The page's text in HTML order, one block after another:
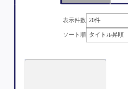
表示件数
ソート順